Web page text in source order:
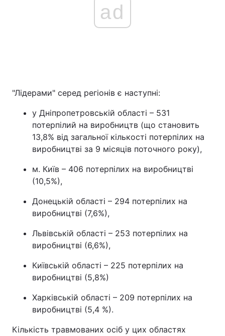
ad
"Лідерами" серед регіонів є наступні:
у Дніпропетровській області – 531
потерпілий на виробництв (що становить
13,8% від загальної кількості потерпілих на
виробництві за 9 місяців поточного року),
м. Київ – 406 потерпілих на виробництві
(10,5%),
Донецькій області – 294 потерпілих на
виробництві (7,6%),
Львівській області – 253 потерпілих на
виробництві (6,6%),
Київській області – 225 потерпілих на
виробництві (5,8%)
Харківській області – 209 потерпілих на
виробництві (5,4 %).
Кількість травмованих осіб у цих областях